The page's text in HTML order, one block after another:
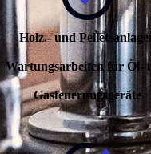
Holz.- und
Wartungsarbeiten für Öl-
Gasfeuerungsgeräte